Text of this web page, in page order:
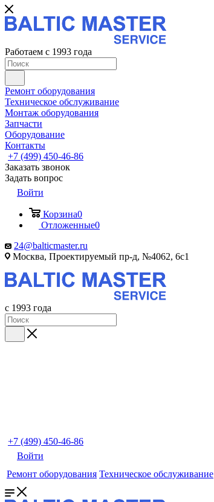
Работаем с 1993 года
Ремонт оборудования
Техническое обслуживание
Монтаж оборудования
Запчасти
Оборудование
Контакты
+7 (499) 450-46-86
Заказать звонок
Задать вопрос
Войти
Корзина0
Отложенные0
24@balticmaster.ru
Москва, Проектируемый пр-д, №4062, 6с1
с 1993 года
+7 (499) 450-46-86
Войти
Ремонт оборудования Техническое обслуживание